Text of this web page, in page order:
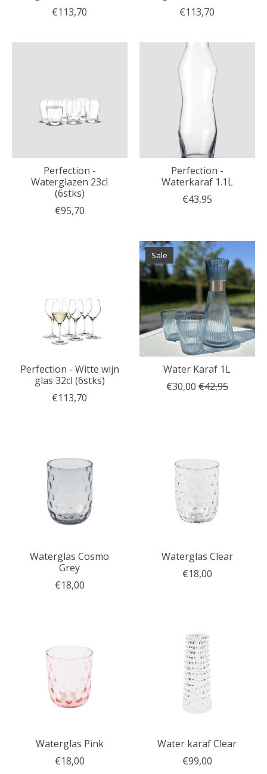
€113,70
€113,70
Perfection -
Waterglazen 23cl
(6stks)
€95,70
Perfection -
Waterkaraf 1.1L
€43,95
Perfection - Witte wijn
glas 32cl (6stks)
€113,70
Sale
Water Karaf 1L
€30,00 €42,95
Waterglas Cosmo
Grey
€18,00
Waterglas Clear
€18,00
Waterglas Pink
€18,00
Water karaf Clear
€99,00